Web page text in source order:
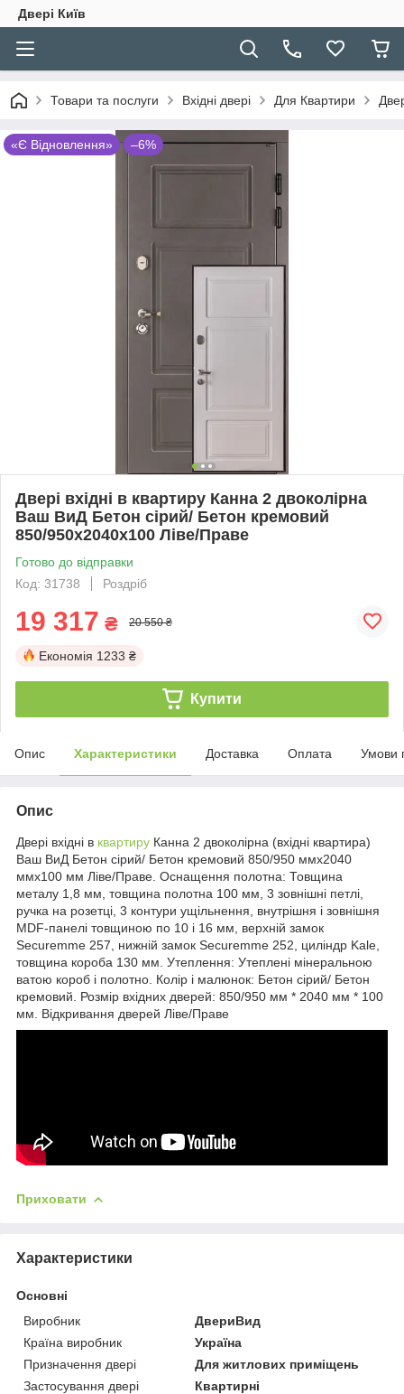
Двері Київ
Товари та послуги Вхідні двері Для Квартири
«Є Відновлення» –6%
Двері вхідні в квартиру Канна 2 двоколірна
Ваш ВиД Бетон сірий/ Бетон кремовий
850/950х2040х100 Ліве/Праве
Готово до відправки
Код: 31738
Роздріб
19 317 ₴ 20 550 ₴
Економія 1233 ₴
Купити
Опис Характеристики Доставка Оплата Умови
Опис
Двері вхідні в квартиру Канна 2 двоколірна (вхідні квартира)
Ваш ВиД Бетон сірий/ Бетон кремовий 850/950 ммх2040
ммх100 мм Ліве/Праве. Оснащення полотна: Товщина
металу 1,8 мм, товщина полотна 100 мм, 3 зовнішні петлі,
ручка на розетці, 3 контури ущільнення, внутрішня і зовнішня
MDF-панелі товщиною по 10 і 16 мм, верхній замок
Securemme 257, нижній замок Securemme 252, циліндр Kale,
товщина короба 130 мм. Утеплення: Утеплені мінеральною
ватою короб і полотно. Колір і малюнок: Бетон сірий/ Бетон
кремовий. Розмір вхідних дверей: 850/950 мм * 2040 мм * 100
мм. Відкривання дверей Ліве/Праве
Приховати
Характеристики
Основні
Виробник
ДвериВид
Країна виробник
Україна
Призначення двері
Для житлових приміщень
Застосування двері
Квартирні